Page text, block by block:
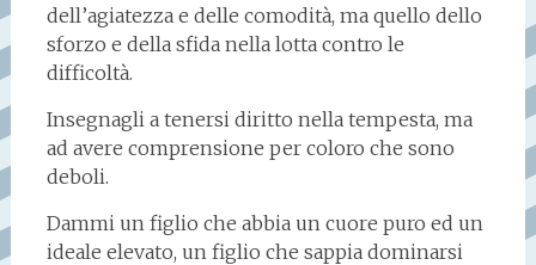
dell’agiatezza e delle comodità, ma quello dello
sforzo e della sfida nella lotta contro le
difficoltà.
Insegnagli a tenersi diritto nella tempesta, ma
ad avere comprensione per coloro che sono
deboli.
Dammi un figlio che abbia un cuore puro ed un
ideale elevato, un figlio che sappia dominarsi